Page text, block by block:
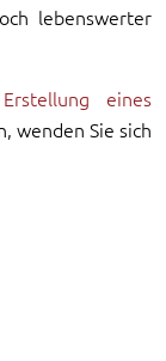
lebenswerter
eines
wenden Sie sich